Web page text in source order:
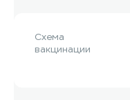
Схема
вакцинации